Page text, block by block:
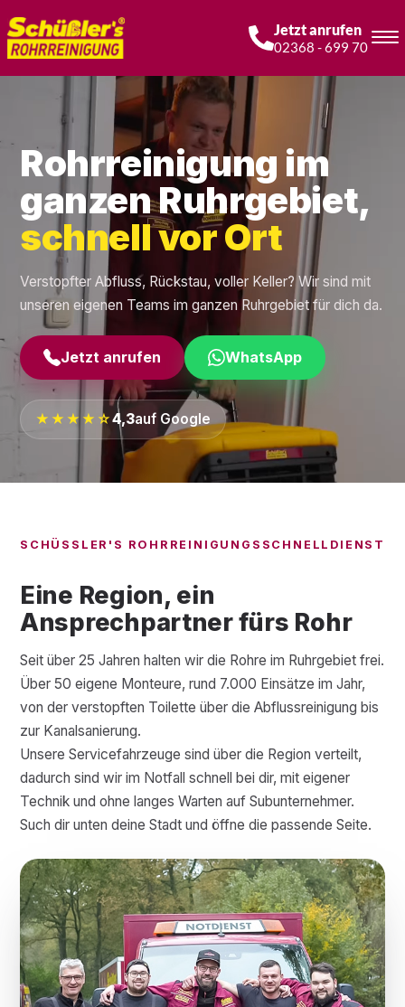
Jetzt anrufen
02368 - 699 70
Rohrreinigung im
ganzen Ruhrgebiet,
schnell vor Ort
Verstopfter Abfluss, Rückstau, voller Keller? Wir sind mit
unseren eigenen Teams im ganzen Ruhrgebiet für dich da.
Jetzt anrufen WhatsApp
★★★★☆4,3auf Google
SCHÜSSLER'S ROHRREINIGUNGSSCHNELLDIENST
Eine Region, ein
Ansprechpartner fürs Rohr
Seit über 25 Jahren halten wir die Rohre im Ruhrgebiet frei.
Über 50 eigene Monteure, rund 7.000 Einsätze im Jahr,
von der verstopften Toilette über die Abflussreinigung bis
zur Kanalsanierung.
Unsere Servicefahrzeuge sind über die Region verteilt,
dadurch sind wir im Notfall schnell bei dir, mit eigener
Technik und ohne langes Warten auf Subunternehmer.
Such dir unten deine Stadt und öffne die passende Seite.